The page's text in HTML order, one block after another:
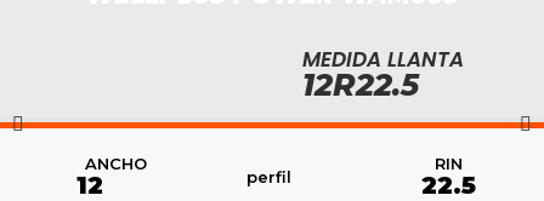
MEDIDA LLANTA
12R22.5
ANCHO
12 perfil
RIN
22.5